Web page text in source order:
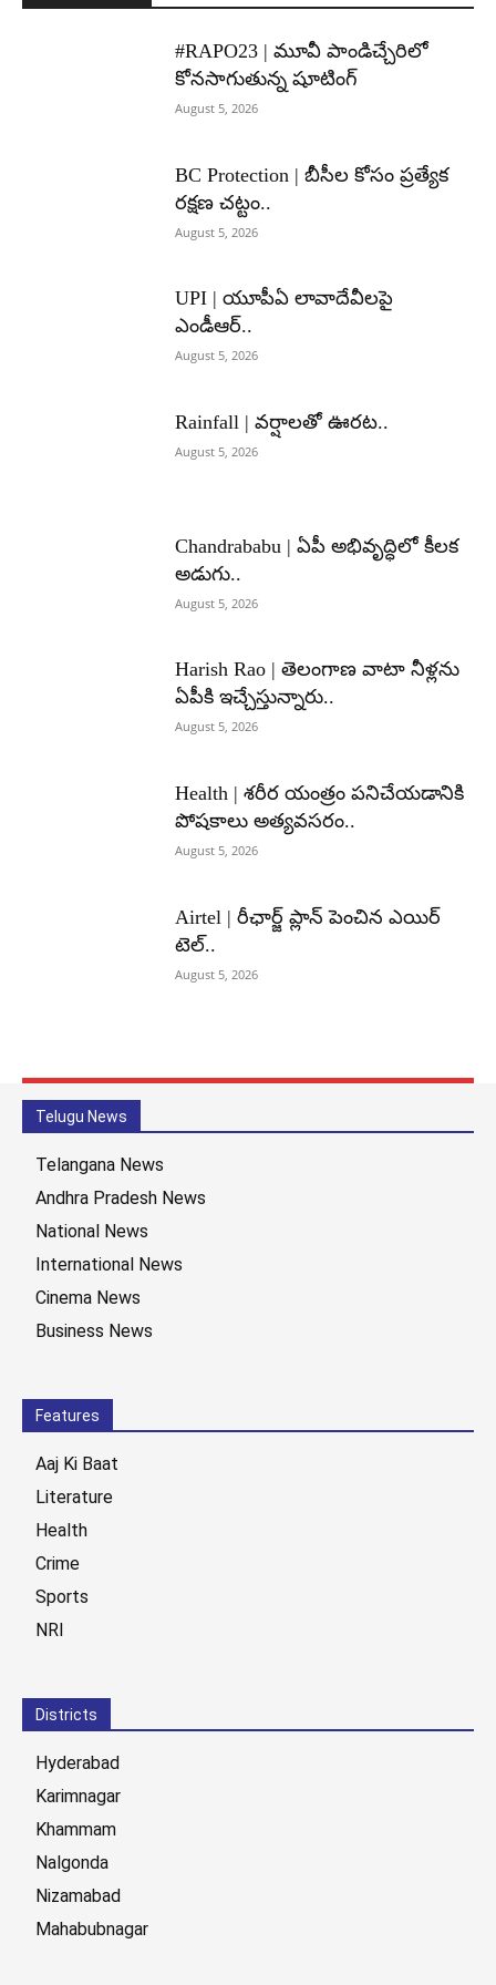
#RAPO23 | మూవీ పాండిచ్చేరిలో
కోనసాగుతున్న షూటింగ్
August 5, 2026
BC Protection | బీసీల కోసం ప్రత్యేక
రక్షణ చట్టం..
August 5, 2026
UPI | యూపీఏ లావాదేవీలపై
ఎండీఆర్..
August 5, 2026
Rainfall | వర్షాలతో ఊరట..
August 5, 2026
Chandrababu | ఏపీ అభివృద్ధిలో కీలక
అడుగు..
August 5, 2026
Harish Rao | తెలంగాణ వాటా నీళ్లను
ఏపీకి ఇచ్చేస్తున్నారు..
August 5, 2026
Health | శరీర యంత్రం పనిచేయడానికి
పోషకాలు అత్యవసరం..
August 5, 2026
Airtel | రీఛార్జ్ ప్లాన్ పెంచిన ఎయిర్
టెల్..
August 5, 2026
Telugu News
Telangana News
Andhra Pradesh News
National News
International News
Cinema News
Business News
Features
Aaj Ki Baat
Literature
Health
Crime
Sports
NRI
Districts
Hyderabad
Karimnagar
Khammam
Nalgonda
Nizamabad
Mahabubnagar